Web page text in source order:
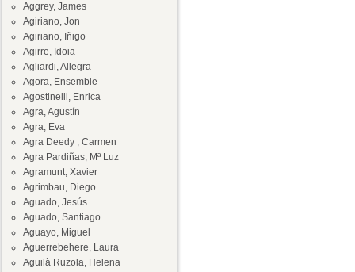
Aggrey, James
Agiriano, Jon
Agiriano, Iñigo
Agirre, Idoia
Agliardi, Allegra
Agora, Ensemble
Agostinelli, Enrica
Agra, Agustín
Agra, Eva
Agra Deedy , Carmen
Agra Pardiñas, Mª Luz
Agramunt, Xavier
Agrimbau, Diego
Aguado, Jesús
Aguado, Santiago
Aguayo, Miguel
Aguerrebehere, Laura
Aguilà Ruzola, Helena